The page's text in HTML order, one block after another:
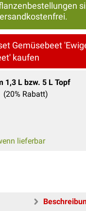
Gemüsebeet
kaufen
1,3 L bzw. 5 L Topf
(20% Rabatt)
lieferbar